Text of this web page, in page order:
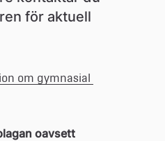
för aktuell
om gymnasial
oavsett